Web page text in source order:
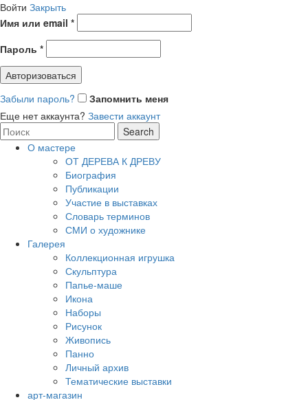
Войти Закрыть
Имя или email *
Пароль *
Авторизоваться
Забыли пароль?
Запомнить меня
Еще нет аккаунта? Завести аккаунт
Search
for:
Search
О мастере
ОТ ДЕРЕВА К ДРЕВУ
Биография
Публикации
Участие в выставках
Словарь терминов
СМИ о художнике
Галерея
Коллекционная игрушка
Скульптура
Папье-маше
Икона
Наборы
Рисунок
Живопись
Панно
Личный архив
Тематические выставки
арт-магазин